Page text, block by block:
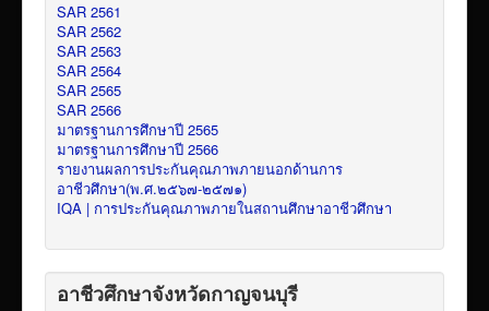
SAR 2561
SAR 2562
SAR 2563
SAR 2564
SAR 2565
SAR 2566
มาตรฐานการศึกษาปี 2565
มาตรฐานการศึกษาปี 2566
รายงานผลการประกันคุณภาพภายนอกด้านการ
อาชีวศึกษา(พ.ศ.๒๕๖๗-๒๕๗๑)
IQA | การประกันคุณภาพภายในสถานศึกษาอาชีวศึกษา
อาชีวศึกษาจังหวัดกาญจนบุรี